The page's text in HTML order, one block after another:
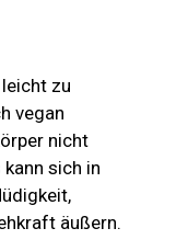
zu
vegan
nicht
sich in
äußern.